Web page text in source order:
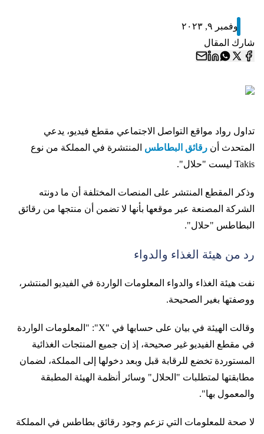
نوفمبر ٩, ٢٠٢٣
شارك المقال
تداول رواد مواقع التواصل الاجتماعي مقطع فيديو، يدعي
المتحدث أن رقائق البطاطس المنتشرة في المملكة من نوع
Takis ليست "حلال".
وذكر المقطع المنتشر على المنصات المختلفة أن ما دونته
الشركة المصنعة عبر موقعها بأنها لا تضمن أن منتجها من رقائق
البطاطس "حلال".
رد من هيئة الغذاء والدواء
نفت هيئة الغذاء والدواء المعلومات الواردة في الفيديو المنتشر،
ووصفتها بغير الصحيحة.
وقالت الهيئة في بيان على حسابها في "X": "المعلومات الواردة
في مقطع الفيديو غير صحيحة، إذ إن جميع المنتجات الغذائية
المستوردة تخضع للرقابة قبل وبعد دخولها إلى المملكة، لضمان
مطابقتها لمتطلبات "الحلال" وسائر أنظمة الهيئة المطبقة
والمعمول بها".
لا صحة للمعلومات التي تزعم وجود رقائق بطاطس في المملكة